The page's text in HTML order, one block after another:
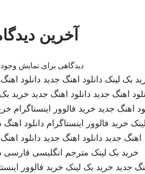
آخرین
دیدگاهی برای نمایش وجود
بک لینک دانلود اهنگ جدید دانلود
اهنگ جدید دانلود اهنگ جدید خرید
اهنگ جدید خرید فالوور اینستاگرام
لینک خرید فالوور اینستاگرام دانلود اهنگ
اهنگ جدید دانلود اهنگ جدید دانلود
خرید بک لینک مترجم انگلیسی فارسی
جدید خرید بک لینک خرید فالوور